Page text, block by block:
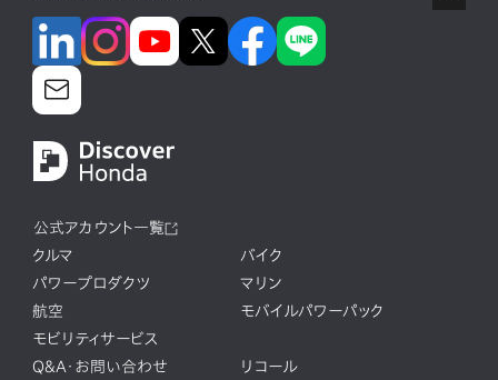
公式アカウント一覧
クルマ
バイク
パワープロダクツ
マリン
航空
モバイルパワーパック
モビリティサービス
Q&A・お問い合わせ
リコール